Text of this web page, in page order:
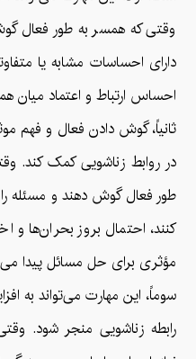
وقتی که همسر به طور فعال
دارای احساسات مشابه یا
احساس ارتباط و اعتماد میان
ثانیاً، گوش دادن فعال و فهم
در روابط زناشویی کمک کند.
طور فعال گوش دهند و مسئله
کنند، احتمال بروز بحران‌ها
مؤثری برای حل مسائل پیدا
سوماً، این مهارت می‌تواند به
رابطه زناشویی منجر شود.